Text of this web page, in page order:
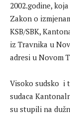
2002.godine,
Zakon o
KSB/SBK,
iz Travnika u
adresi u Novom
Visoko sudsko i
sudaca
su stupili na